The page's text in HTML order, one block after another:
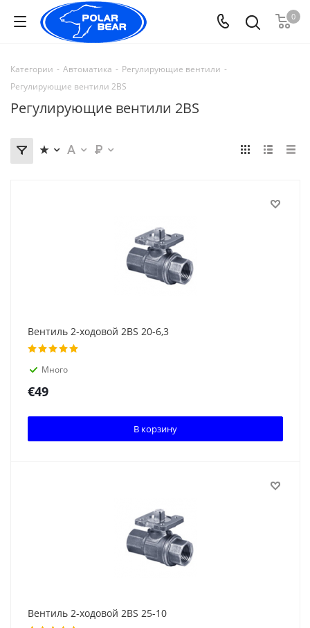
0
Категории - Автоматика - Регулирующие вентили -
Регулирующие вентили 2BS
Регулирующие вентили 2BS
Вентиль 2-ходовой 2BS 20-6,3
Много
€49
В корзину
Вентиль 2-ходовой 2BS 25-10